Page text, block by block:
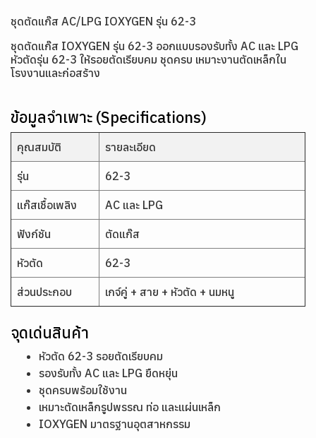
ชุดตัดแก๊ส AC/LPG IOXYGEN รุ่น 62-3
ชุดตัดแก๊ส IOXYGEN รุ่น 62-3 ออกแบบรองรับทั้ง AC และ LPG
หัวตัดรุ่น 62-3 ให้รอยตัดเรียบคม ชุดครบ เหมาะงานตัดเหล็กใน
โรงงานและก่อสร้าง
ข้อมูลจำเพาะ (Specifications)
คุณสมบัติ รายละเอียด
รุ่น 62-3
แก๊สเชื้อเพลิง AC และ LPG
ฟังก์ชัน ตัดแก๊ส
หัวตัด 62-3
ส่วนประกอบ เกจ์คู่ + สาย + หัวตัด + นมหนู
จุดเด่นสินค้า
หัวตัด 62-3 รอยตัดเรียบคม
รองรับทั้ง AC และ LPG ยืดหยุ่น
ชุดครบพร้อมใช้งาน
เหมาะตัดเหล็กรูปพรรณ ท่อ และแผ่นเหล็ก
IOXYGEN มาตรฐานอุตสาหกรรม